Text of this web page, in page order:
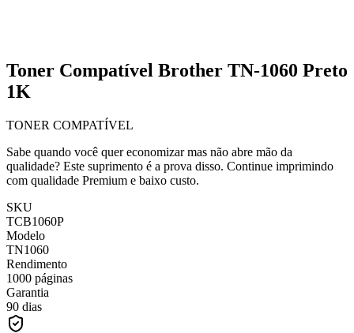
Toner Compatível Brother TN-1060 Preto
1K
TONER COMPATÍVEL
Sabe quando você quer economizar mas não abre mão da
qualidade? Este suprimento é a prova disso. Continue imprimindo
com qualidade Premium e baixo custo.
SKU
TCB1060P
Modelo
TN1060
Rendimento
1000 páginas
Garantia
90 dias